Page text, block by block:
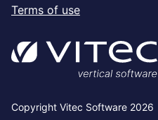
Terms of use
Copyright Vitec Software 2026